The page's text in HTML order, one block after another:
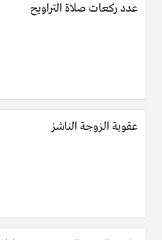
عدد ركعات صلاة التراويح
عقوبة الزوجة الناشز